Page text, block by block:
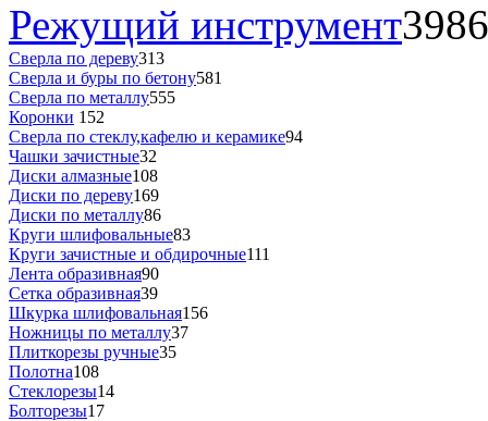
Режущий инструмент3986
Сверла по дереву313
Сверла и буры по бетону581
Сверла по металлу555
Коронки 152
Сверла по стеклу,кафелю и керамике94
Чашки зачистные32
Диски алмазные108
Диски по дереву169
Диски по металлу86
Круги шлифовальные83
Круги зачистные и обдирочные111
Лента образивная90
Сетка образивная39
Шкурка шлифовальная156
Ножницы по металлу37
Плиткорезы ручные35
Полотна108
Стеклорезы14
Болторезы17